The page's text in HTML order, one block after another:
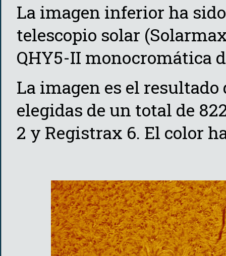
La imagen inferior ha
telescopio solar
QHY5-II monocromática
La imagen es el
elegidas de un total de
2 y Registrax 6. El color